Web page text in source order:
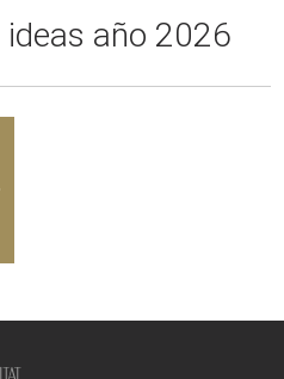
año 2026